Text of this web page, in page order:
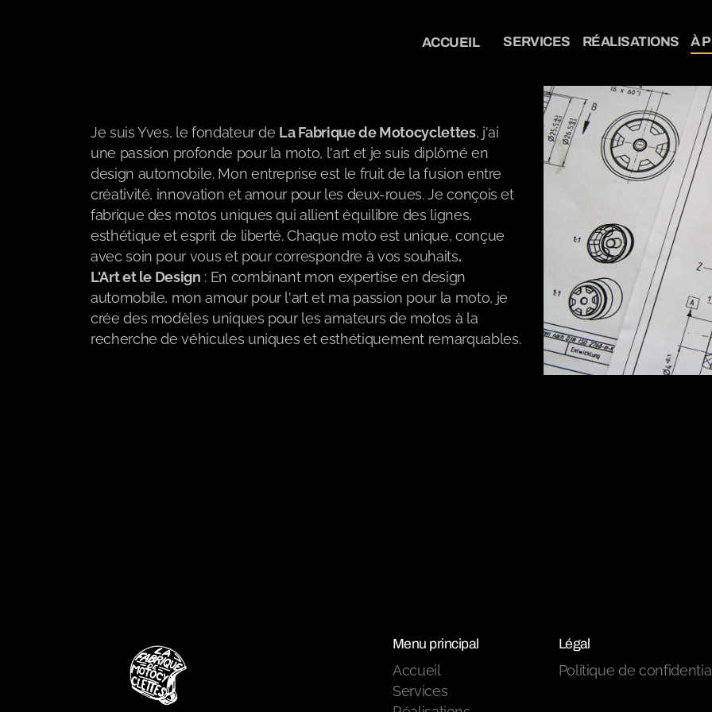
ACCUEIL SERVICES RÉALISATIONS À
Je suis Yves, le fondateur de La Fabrique de Motocyclettes, j'ai
une passion profonde pour la moto, l'art et je suis diplômé en
design automobile. Mon entreprise est le fruit de la fusion entre
créativité, innovation et amour pour les deux-roues. Je conçois et
fabrique des motos uniques qui allient équilibre des lignes,
esthétique et esprit de liberté. Chaque moto est unique, conçue
avec soin pour vous et pour correspondre à vos souhaits.
L'Art et le Design : En combinant mon expertise en design
automobile, mon amour pour l'art et ma passion pour la moto, je
crée des modèles uniques pour les amateurs de motos à la
recherche de véhicules uniques et esthétiquement remarquables.
Menu principal
Accueil
Services
Légal
Politique de